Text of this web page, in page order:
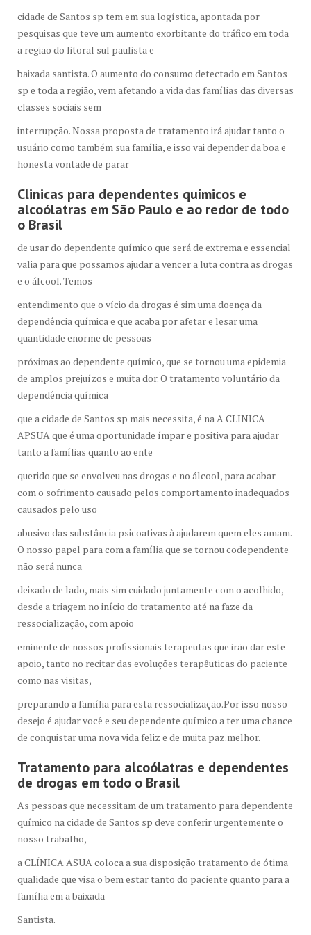
cidade de Santos sp tem em sua logística, apontada por
pesquisas que teve um aumento exorbitante do tráfico em toda
a região do litoral sul paulista e
baixada santista. O aumento do consumo detectado em Santos
sp e toda a região, vem afetando a vida das famílias das diversas
classes sociais sem
interrupção. Nossa proposta de tratamento irá ajudar tanto o
usuário como também sua família, e isso vai depender da boa e
honesta vontade de parar
Clinicas para dependentes químicos e
alcoólatras em São Paulo e ao redor de todo
o Brasil
de usar do dependente químico que será de extrema e essencial
valia para que possamos ajudar a vencer a luta contra as drogas
e o álcool. Temos
entendimento que o vício da drogas é sim uma doença da
dependência química e que acaba por afetar e lesar uma
quantidade enorme de pessoas
próximas ao dependente químico, que se tornou uma epidemia
de amplos prejuízos e muita dor. O tratamento voluntário da
dependência química
que a cidade de Santos sp mais necessita, é na A CLINICA
APSUA que é uma oportunidade ímpar e positiva para ajudar
tanto a famílias quanto ao ente
querido que se envolveu nas drogas e no álcool, para acabar
com o sofrimento causado pelos comportamento inadequados
causados pelo uso
abusivo das substância psicoativas à ajudarem quem eles amam.
O nosso papel para com a família que se tornou codependente
não será nunca
deixado de lado, mais sim cuidado juntamente com o acolhido,
desde a triagem no início do tratamento até na faze da
ressocialização, com apoio
eminente de nossos profissionais terapeutas que irão dar este
apoio, tanto no recitar das evoluções terapêuticas do paciente
como nas visitas,
preparando a família para esta ressocialização.Por isso nosso
desejo é ajudar você e seu dependente químico a ter uma chance
de conquistar uma nova vida feliz e de muita paz.melhor.
Tratamento para alcoólatras e dependentes
de drogas em todo o Brasil
As pessoas que necessitam de um tratamento para dependente
químico na cidade de Santos sp deve conferir urgentemente o
nosso trabalho,
a CLÍNICA ASUA coloca a sua disposição tratamento de ótima
qualidade que visa o bem estar tanto do paciente quanto para a
família em a baixada
Santista.